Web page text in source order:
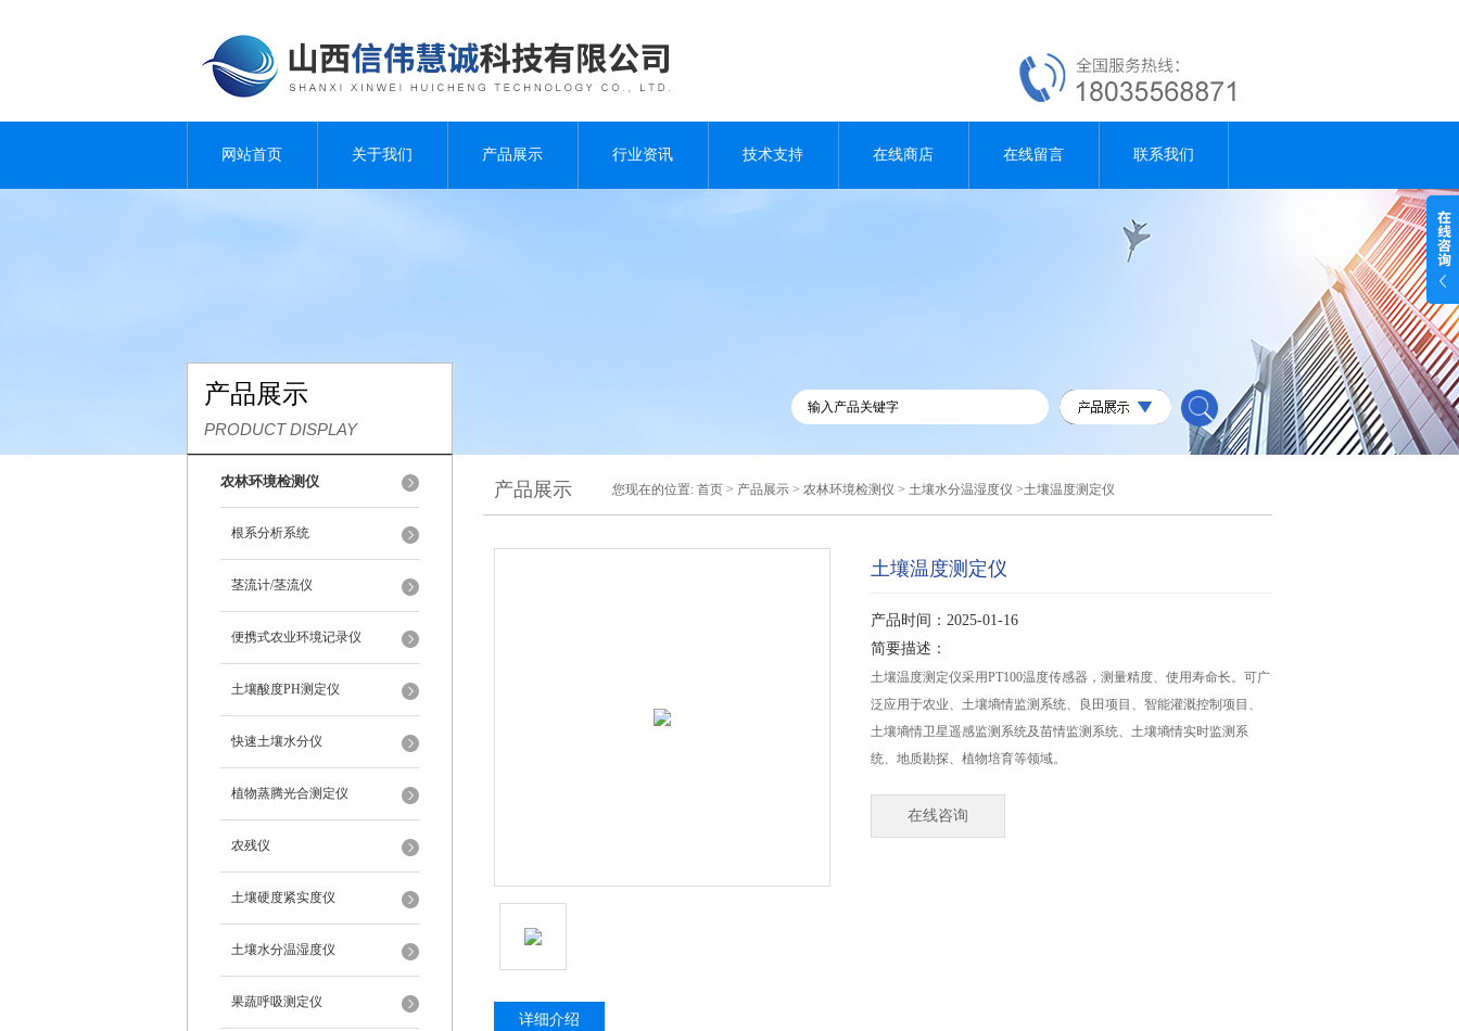
网站首页 关于我们 产品展示 行业资讯 技术支持 在线商店 在线留言 联系我们
产品展示
PRODUCT DISPLAY
农林环境检测仪
根系分析系统
茎流计/茎流仪
便携式农业环境记录仪
土壤酸度PH测定仪
快速土壤水分仪
植物蒸腾光合测定仪
农残仪
土壤硬度紧实度仪
土壤水分温湿度仪
果蔬呼吸测定仪
产品展示 您现在的位置: 首页 > 产品展示 > 农林环境检测仪 > 土壤水分温湿度仪 >土壤温度测定仪
土壤温度测定仪
产品时间：2025-01-16
简要描述：
土壤温度测定仪采用PT100温度传感器，测量精度、使用寿命长。可广
泛应用于农业、土壤墒情监测系统、良田项目、智能灌溉控制项目、
土壤墒情卫星遥感监测系统及苗情监测系统、土壤墒情实时监测系
统、地质勘探、植物培育等领域。
在线咨询
详细介绍